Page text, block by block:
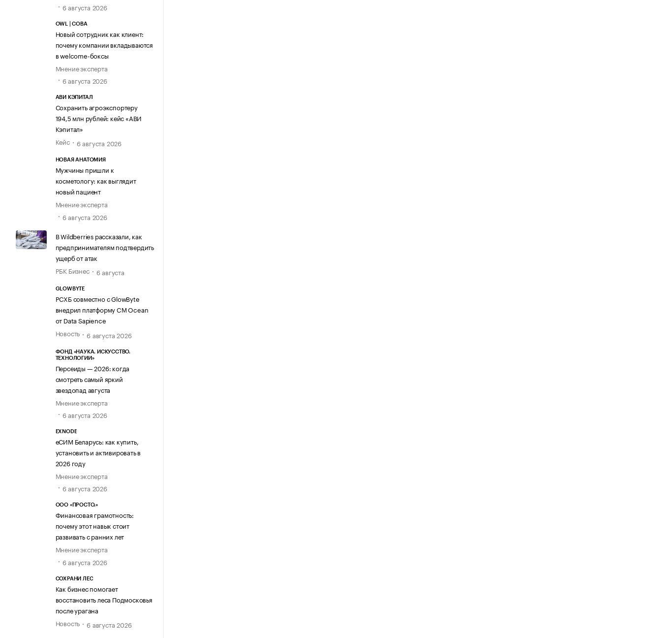
6 августа 2026
OWL | СОВА
Новый сотрудник как клиент:
почему компании вкладываются
в welcome-боксы
Мнение эксперта
6 августа 2026
АВИ КЭПИТАЛ
Сохранить агроэкспортеру
194,5 млн рублей: кейс «АВИ
Кэпитал»
Кейс
6 августа 2026
НОВАЯ АНАТОМИЯ
Мужчины пришли к
косметологу: как выглядит
новый пациент
Мнение эксперта
6 августа 2026
В Wildberries рассказали, как
предпринимателям подтвердить
ущерб от атак
РБК Бизнес
6 августа
GLOWBYTE
РСХБ совместно с GlowByte
внедрил платформу CM Ocean
от Data Sapience
Новость
6 августа 2026
ФОНД «НАУКА. ИСКУССТВО.
ТЕХНОЛОГИИ»
Персеиды — 2026: когда
смотреть самый яркий
звездопад августа
Мнение эксперта
6 августа 2026
EXNODE
еСИМ Беларусь: как купить,
установить и активировать в
2026 году
Мнение эксперта
6 августа 2026
ООО «ПРОСТО.»
Финансовая грамотность:
почему этот навык стоит
развивать с ранних лет
Мнение эксперта
6 августа 2026
СОХРАНИ ЛЕС
Как бизнес помогает
восстановить леса Подмосковья
после урагана
Новость
6 августа 2026